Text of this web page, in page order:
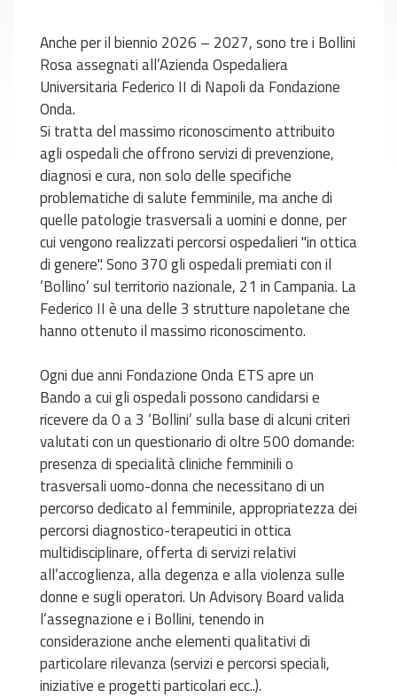
Anche per il biennio 2026 – 2027, sono tre i Bollini
Rosa assegnati all’Azienda Ospedaliera
Universitaria Federico II di Napoli da Fondazione
Onda.
Si tratta del massimo riconoscimento attribuito
agli ospedali che offrono servizi di prevenzione,
diagnosi e cura, non solo delle specifiche
problematiche di salute femminile, ma anche di
quelle patologie trasversali a uomini e donne, per
cui vengono realizzati percorsi ospedalieri "in ottica
di genere". Sono 370 gli ospedali premiati con il
‘Bollino’ sul territorio nazionale, 21 in Campania. La
Federico II è una delle 3 strutture napoletane che
hanno ottenuto il massimo riconoscimento.
Ogni due anni Fondazione Onda ETS apre un
Bando a cui gli ospedali possono candidarsi e
ricevere da 0 a 3 ‘Bollini’ sulla base di alcuni criteri
valutati con un questionario di oltre 500 domande:
presenza di specialità cliniche femminili o
trasversali uomo-donna che necessitano di un
percorso dedicato al femminile, appropriatezza dei
percorsi diagnostico-terapeutici in ottica
multidisciplinare, offerta di servizi relativi
all’accoglienza, alla degenza e alla violenza sulle
donne e sugli operatori. Un Advisory Board valida
l’assegnazione e i Bollini, tenendo in
considerazione anche elementi qualitativi di
particolare rilevanza (servizi e percorsi speciali,
iniziative e progetti particolari ecc..).